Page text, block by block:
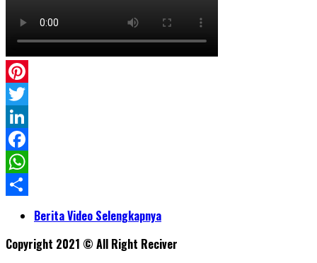
Pinterest
Twitter
LinkedIn
Facebook
WhatsApp
ShareBerita Video Selengkapnya
Copyright 2021 © All Right Reciver